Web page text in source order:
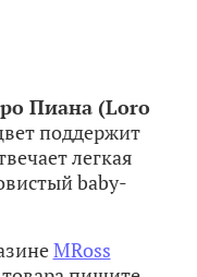
Пиана (Loro
поддержит
легкая
baby-
MRoss